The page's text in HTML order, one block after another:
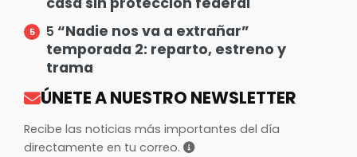
5 “Nadie nos va a extrañar”
temporada 2: reparto, estreno y
trama
ÚNETE A NUESTRO NEWSLETTER
Recibe las noticias más importantes del día
directamente en tu correo.